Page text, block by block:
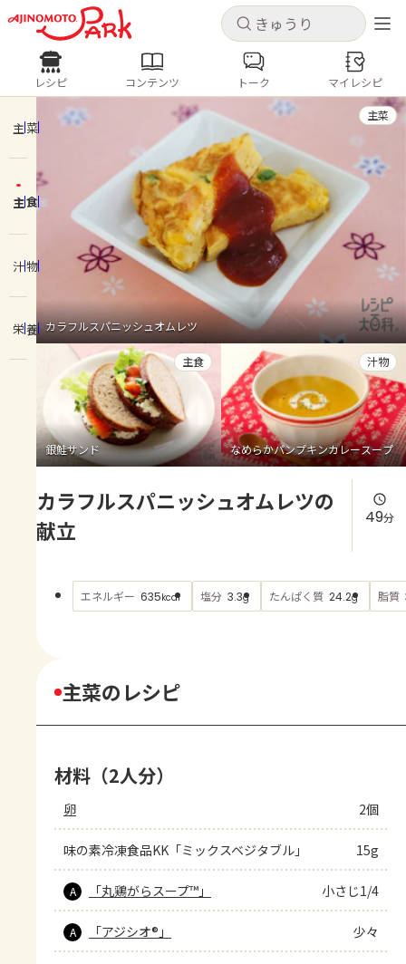
キャンセル
ログインするとレシピを保存できます
新規登録
コンテンツ
レシピ
トーク
よくあるお問い合わせ
お買い物
AJINOMOTO PARK とは
キャンセル
レシピ コンテンツ
人気の食材・レシピ
きゅうり なす トマト
とうもろこし
ピーマン
みょうが ゴーヤ
レシピ コンテンツ トーク マイレシピ
主菜
主食
汁物
栄養 カラフルスパニッシュオムレツ
主菜
銀鮭サンド
主食
なめらかパンプキンカレースープ
汁物
カラフルスパニッシュオムレツの
献立
49分
エネルギー 635kcal 塩分 3.3g たんぱく質 24.2g 脂質
主菜のレシピ
材料（2人分）
卵 2個
味の素冷凍食品KK「ミックスベジタブル」 15g
A 「丸鶏がらスープ™」 小さじ1/4
A 「アジシオ®」 少々